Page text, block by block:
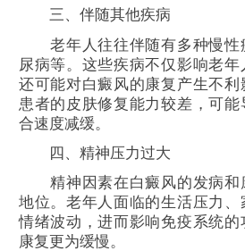
三、伴随其他疾病
老年人往往伴随有多种慢性
尿病等。这些疾病不仅影响老年
还可能对白癜风的康复产生不
患者的皮肤修复能力较差，可
合速度减缓。
四、精神压力过大
精神因素在白癜风的发病和
地位。老年人面临的生活压力
情绪波动，进而影响免疫系统
康复更为缓慢。